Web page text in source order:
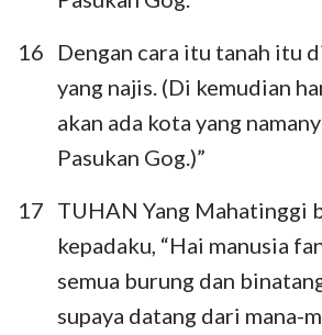
16
Dengan cara itu tanah itu
yang najis. (Di kemudian
akan ada kota yang
Pasukan Gog.)”
17 TUHAN Yang Mahatinggi
kepadaku, “Hai manusia
semua burung dan
supaya datang dari mana-